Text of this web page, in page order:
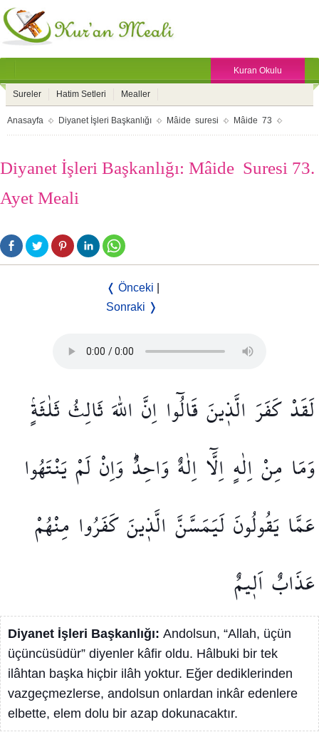
Kuran Okulu
Sureler Hatim Setleri Mealler
Anasayfa Diyanet İşleri Başkanlığı Mâide suresi Mâide 73
Diyanet İşleri Başkanlığı: Mâide Suresi 73.
Ayet Meali
❬ Önceki
Sonraki ❭
لَقَدْ كَفَرَ الَّذ۪ينَ قَالُٓوا اِنَّ اللّٰهَثَالِثُثَلٰثَةٍۢ
وَمَا مِنْاِلٰهٍ اِلَّٓا اِلٰهٌ وَاحِدٌۜ وَاِنْلَمْيَنْتَهُوا
عَمَّا يَقُولُونَلَيَمَسَّنَّ الَّذ۪ينَكَفَرُوا مِنْهُمْ
عَذَابٌاَل۪يمٌ
Diyanet İşleri Başkanlığı: Andolsun, “Allah, üçün
üçüncüsüdür” diyenler kâfir oldu. Hâlbuki bir tek
ilâhtan başka hiçbir ilâh yoktur. Eğer dediklerinden
vazgeçmezlerse, andolsun onlardan inkâr edenlere
elbette, elem dolu bir azap dokunacaktır.